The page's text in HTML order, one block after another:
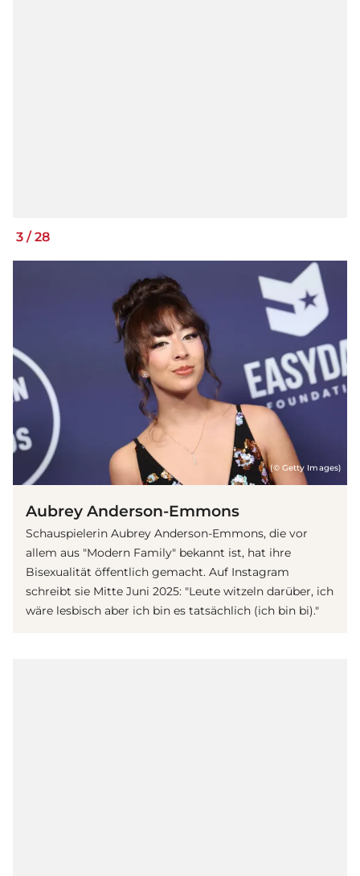
3 /28
(© Getty Images)
Aubrey Anderson-Emmons
Schauspielerin Aubrey Anderson-Emmons, die vor
allem aus "Modern Family" bekannt ist, hat ihre
Bisexualität öffentlich gemacht. Auf Instagram
schreibt sie Mitte Juni 2025: "Leute witzeln darüber, ich
wäre lesbisch aber ich bin es tatsächlich (ich bin bi)."